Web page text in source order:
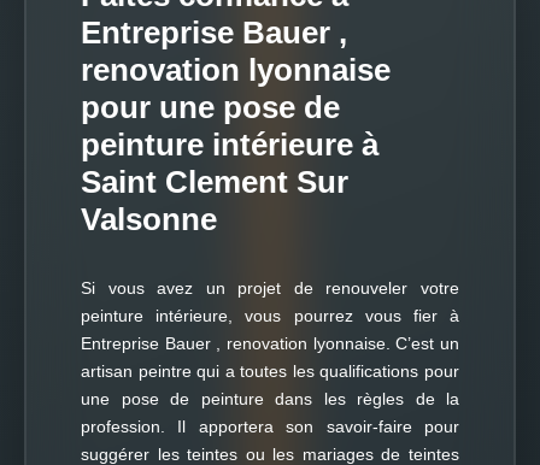
Entreprise Bauer ,
renovation lyonnaise
pour une pose de
peinture intérieure à
Saint Clement Sur
Valsonne
Si vous avez un projet de renouveler votre
peinture intérieure, vous pourrez vous fier à
Entreprise Bauer , renovation lyonnaise. C’est un
artisan peintre qui a toutes les qualifications pour
une pose de peinture dans les règles de la
profession. Il apportera son savoir-faire pour
suggérer les teintes ou les mariages de teintes